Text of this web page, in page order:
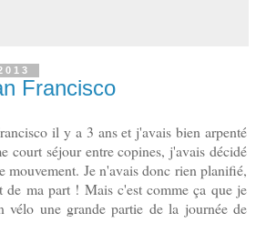
Francisco
il y a 3 ans et j'avais bien arpenté
court séjour entre copines, j'avais décidé
mouvement. Je n'avais donc rien planifié,
de ma part ! Mais c'est comme ça que je
vélo une grande partie de la journée de